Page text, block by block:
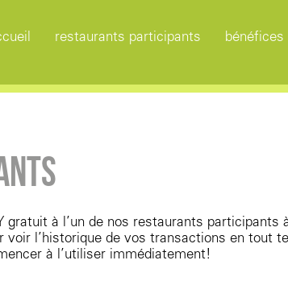
restaurants participants bénéfices
à l’un de nos restaurants participants
voir l’historique de vos transactions en tout
à l’utiliser immédiatement!